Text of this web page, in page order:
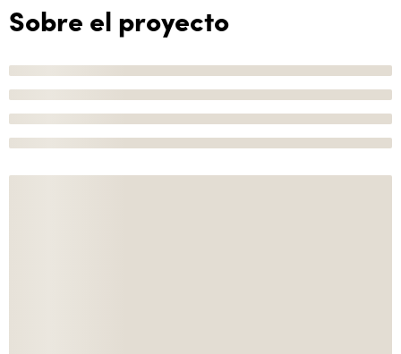
Sobre el proyecto